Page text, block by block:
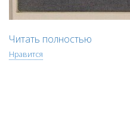
Читать полностью
Нравится